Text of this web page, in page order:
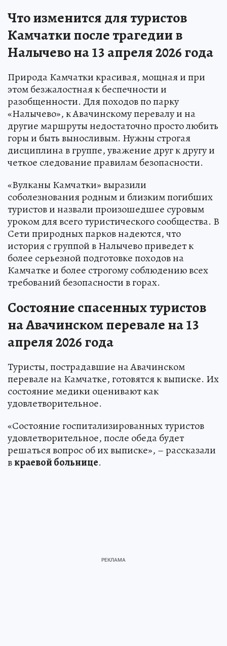
Что изменится для туристов
Камчатки после трагедии в
Налычево на 13 апреля 2026 года
Природа Камчатки красивая, мощная и при
этом безжалостная к беспечности и
разобщенности. Для походов по парку
«Налычево», к Авачинскому перевалу и на
другие маршруты недостаточно просто любить
горы и быть выносливым. Нужны строгая
дисциплина в группе, уважение друг к другу и
четкое следование правилам безопасности.
«Вулканы Камчатки» выразили
соболезнования родным и близким погибших
туристов и назвали произошедшее суровым
уроком для всего туристического сообщества. В
Сети природных парков надеются, что
история с группой в Налычево приведет к
более серьезной подготовке походов на
Камчатке и более строгому соблюдению всех
требований безопасности в горах.
Состояние спасенных туристов
на Авачинском перевале на 13
апреля 2026 года
Туристы, пострадавшие на Авачинском
перевале на Камчатке, готовятся к выписке. Их
состояние медики оценивают как
удовлетворительное.
«Состояние госпитализированных туристов
удовлетворительное, после обеда будет
решаться вопрос об их выписке», – рассказали
вкраевой больнице.